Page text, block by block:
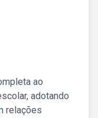
ao
adotando
relações